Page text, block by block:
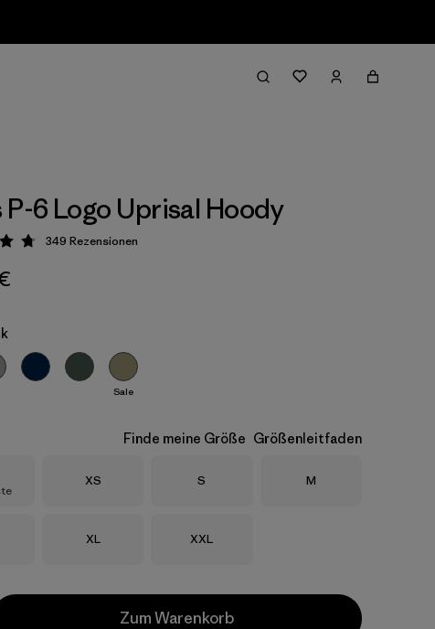
P-6 Logo Uprisal Hoody
4.8 / 5
349 Rezensionen
Sale
Finde meine Größe Größenleitfaden
Größe
XS Größe
S Größe
M
Größe
XL Größe
XXL
Zum Warenkorb